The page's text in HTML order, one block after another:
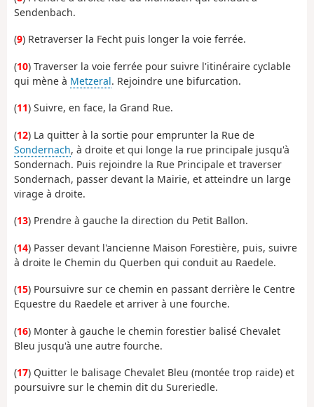
Sendenbach.
(9) Retraverser la Fecht puis longer la voie ferrée.
(10) Traverser la voie ferrée pour suivre l'itinéraire cyclable
qui mène à Metzeral. Rejoindre une bifurcation.
(11) Suivre, en face, la Grand Rue.
(12) La quitter à la sortie pour emprunter la Rue de
Sondernach, à droite et qui longe la rue principale jusqu'à
Sondernach. Puis rejoindre la Rue Principale et traverser
Sondernach, passer devant la Mairie, et atteindre un large
virage à droite.
(13) Prendre à gauche la direction du Petit Ballon.
(14) Passer devant l'ancienne Maison Forestière, puis, suivre
à droite le Chemin du Querben qui conduit au Raedele.
(15) Poursuivre sur ce chemin en passant derrière le Centre
Equestre du Raedele et arriver à une fourche.
(16) Monter à gauche le chemin forestier balisé Chevalet
Bleu jusqu'à une autre fourche.
(17) Quitter le balisage Chevalet Bleu (montée trop raide) et
poursuivre sur le chemin dit du Sureriedle.